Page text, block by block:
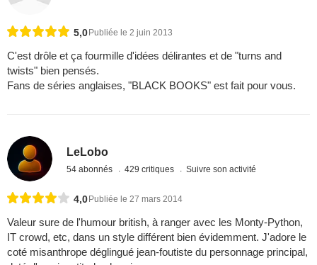
5,0Publiée le 2 juin 2013
C'est drôle et ça fourmille d'idées délirantes et de "turns and
twists" bien pensés.
Fans de séries anglaises, "BLACK BOOKS" est fait pour vous.
LeLobo
54 abonnés 429 critiques Suivre son activité
4,0Publiée le 27 mars 2014
Valeur sure de l'humour british, à ranger avec les Monty-Python,
IT crowd, etc, dans un style différent bien évidemment. J'adore le
coté misanthrope déglingué jean-foutiste du personnage principal,